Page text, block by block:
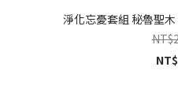
淨化忘憂套組 秘魯聖